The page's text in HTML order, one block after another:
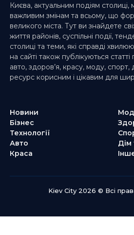
Києва, актуальним подіям столиці,
важливим змінам та всьому, що
великого міста. Тут ви знайдете
життя районів, суспільні події,
столиці та теми, які справді
на сайті також публікуються статті
авто, здоров’я, красу, моду, спорт,
ресурс корисним і цікавим для
Новини
Бізнес
Технології
Авто
Краса
Дім
Kiev City 2026 © Всі